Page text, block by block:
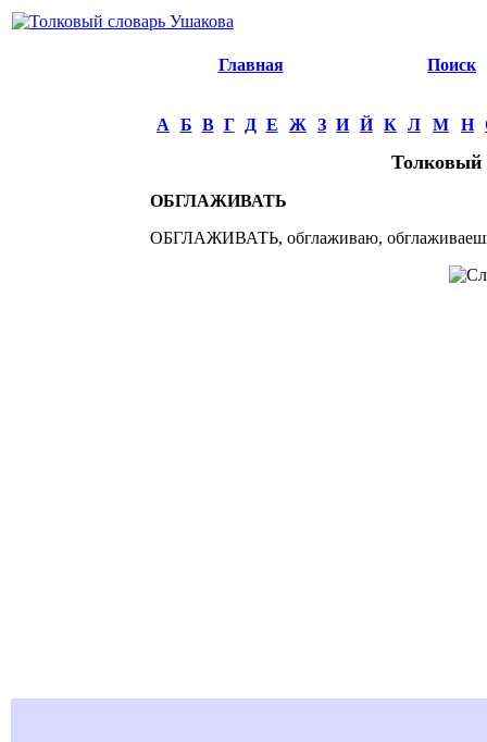
Главная Поиск
А Б В Г Д Е Ж З И Й К Л М Н
Толковый
ОБГЛАЖИВАТЬ
ОБГЛАЖИВАТЬ, обглаживаю,